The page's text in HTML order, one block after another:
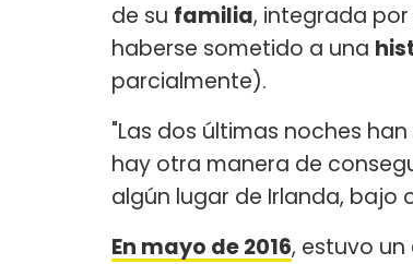
de su familia, integrada
haberse sometido a una
parcialmente).
"Las dos últimas noches
hay otra manera de
algún lugar de Irlanda, bajo
En mayo de 2016, estuvo